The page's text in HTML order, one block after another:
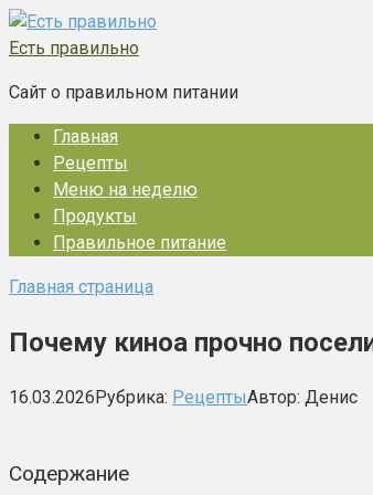
Перейти
к
Есть правильно
Сайт о правильном питании
Главная
Рецепты
Меню на неделю
Продукты
Правильное питание
Главная страница
Почему киноа прочно
16.03.2026Рубрика: РецептыАвтор: Денис
Содержание